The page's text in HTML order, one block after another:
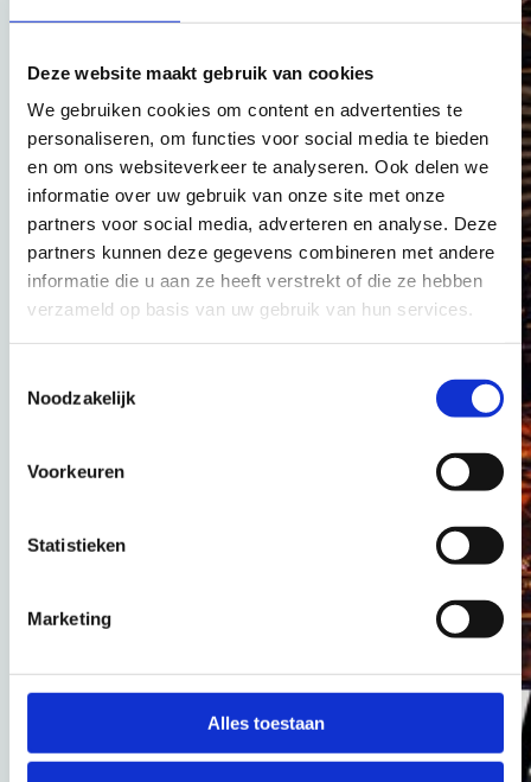
Deze website maakt gebruik van cookies
We gebruiken cookies om content en advertenties te
personaliseren, om functies voor social media te bieden
en om ons websiteverkeer te analyseren. Ook delen we
informatie over uw gebruik van onze site met onze
partners voor social media, adverteren en analyse. Deze
partners kunnen deze gegevens combineren met andere
informatie die u aan ze heeft verstrekt of die ze hebben
verzameld op basis van uw gebruik van hun services.
Noodzakelijk
Voorkeuren
Statistieken
Marketing
Alles toestaan
events zoals het Voetjes van de vloer dansfestival,
waar jong en oud van genoten om te genieten van
een unieke combinatie van sport en cultuur van de
bovenste plank. En met deze eerste editie van
Amsterdam Breaking Championships,
gepresenteerd door Odido & Samsung, bevestigt
Amsterdam zijn reputatie als Urban Sport Capital.
Dit jaar slaat dit evenement de handen ineen met
3×3 Basketbal om een nog groter en
indrukwekkender spektakel te creëren. De
Breaking, ook wel bekend als breakdancing, is een
dansstijl die in de jaren 70 in de Verenigde Staten
hiphopcultuur, en wordt gekenmerkt door
‘key’ role die de DJ en de MC spelen tijdens battles.
internationale wedstrijden gehouden over de hele
wereld, waardoor de dansvorm populair werd onder
zowel hiphopgemeenschappen als het grote